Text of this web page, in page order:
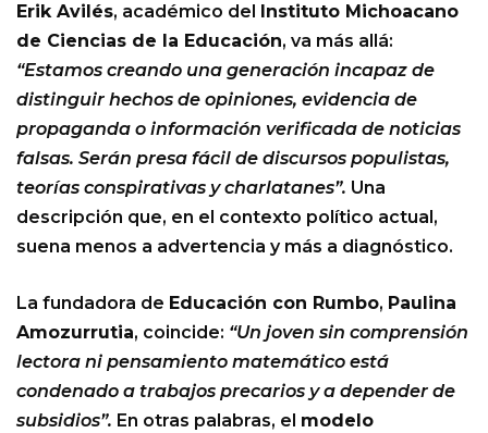
Erik Avilés, académico del Instituto Michoacano
de Ciencias de la Educación, va más allá:
“Estamos creando una generación incapaz de
distinguir hechos de opiniones, evidencia de
propaganda o información verificada de noticias
falsas. Serán presa fácil de discursos populistas,
teorías conspirativas y charlatanes”. Una
descripción que, en el contexto político actual,
suena menos a advertencia y más a diagnóstico.
La fundadora de Educación con Rumbo, Paulina
Amozurrutia, coincide: “Un joven sin comprensión
lectora ni pensamiento matemático está
condenado a trabajos precarios y a depender de
subsidios”. En otras palabras, el modelo